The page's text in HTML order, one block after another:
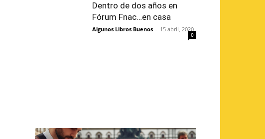
Dentro de dos años en
Fórum Fnac…en casa
Algunos Libros Buenos - 15 abril, 2020
0